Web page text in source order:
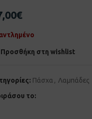
€
Προσθήκη στη wishlist
Πάσχα , Λαμπάδες
το: